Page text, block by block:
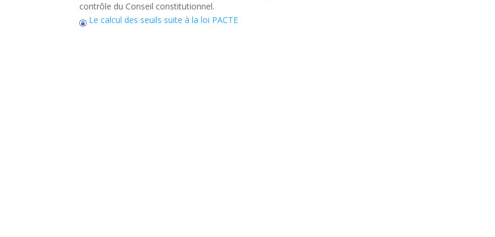
contrôle du Conseil constitutionnel.
Le calcul des seuils suite à la loi PACTE